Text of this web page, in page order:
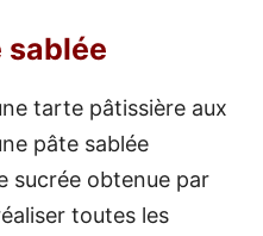
sablée
tarte pâtissière aux
pâte sablée
sucrée obtenue par
toutes les